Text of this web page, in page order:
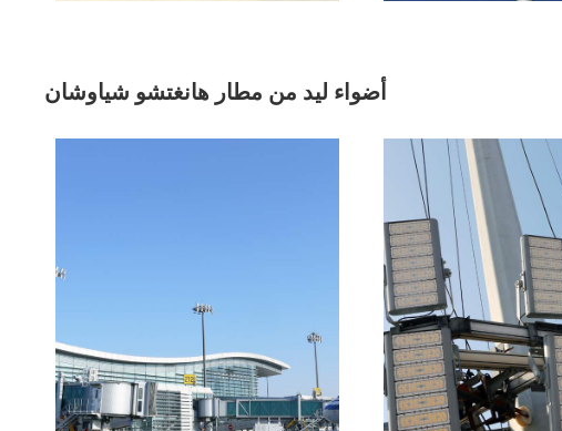
أضواء ليد من مطار هانغتشو شياوشان